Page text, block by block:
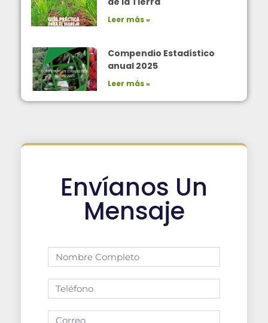
Leer más »
Compendio Estadístico
anual 2025
Leer más »
Envíanos Un
Mensaje